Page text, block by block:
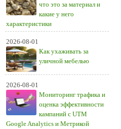
что это за материал и
какие у него
характеристики
2026-08-01
Как ухаживать за
уличной мебелью
2026-08-01
Мониторинг трафика и
оценка эффективности
кампаний с UTM
Google Analytics и Метрикой